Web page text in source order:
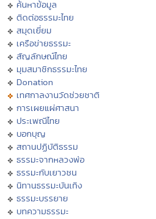
ค้นหาข้อมูล
ติดต่อธรรมะไทย
สมุดเยี่ยม
เครือข่ายธรรมะ
สัญลักษณ์ไทย
มุมสมาชิกธรรมะไทย
Donation
เทศกาลงานวัดช่วยชาติ
การเผยแผ่ศาสนา
ประเพณีไทย
บอกบุญ
สถานปฏิบัติธรรม
ธรรมะจากหลวงพ่อ
ธรรมะกับเยาวชน
นิทานธรรมะบันเทิง
ธรรมะบรรยาย
บทความธรรมะ